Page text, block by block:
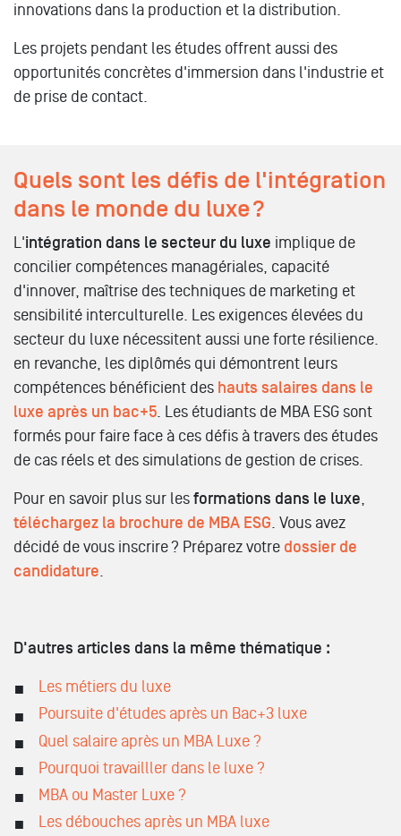
innovations dans la production et la distribution.
Les projets pendant les études offrent aussi des
opportunités concrètes d'immersion dans l'industrie et
de prise de contact.
Quels sont les défis de l'intégration
dans le monde du luxe ?
L'intégration dans le secteur du luxe implique de
concilier compétences managériales, capacité
d'innover, maîtrise des techniques de marketing et
sensibilité interculturelle. Les exigences élevées du
secteur du luxe nécessitent aussi une forte résilience.
en revanche, les diplômés qui démontrent leurs
compétences bénéficient des hauts salaires dans le
luxe après un bac+5. Les étudiants de MBA ESG sont
formés pour faire face à ces défis à travers des études
de cas réels et des simulations de gestion de crises.
Pour en savoir plus sur les formations dans le luxe,
téléchargez la brochure de MBA ESG. Vous avez
décidé de vous inscrire ? Préparez votre dossier de
candidature.
D'autres articles dans la même thématique :
Les métiers du luxe
Poursuite d'études après un Bac+3 luxe
Quel salaire après un MBA Luxe ?
Pourquoi travailller dans le luxe ?
MBA ou Master Luxe ?
Les débouches après un MBA luxe